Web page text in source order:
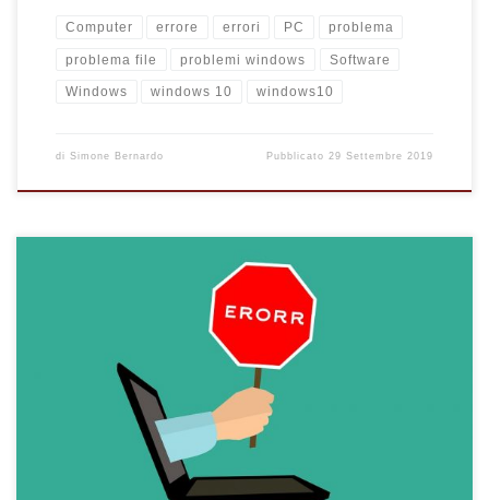
Computer errore errori PC problema
problema file problemi windows Software
Windows windows 10 windows10
di Simone Bernardo Pubblicato 29 Settembre 2019
Come risolvere l'errore #1044 per l'importazione di un
database da un server ad un altro. Tutte le soluzioni possibili
all'errore del database